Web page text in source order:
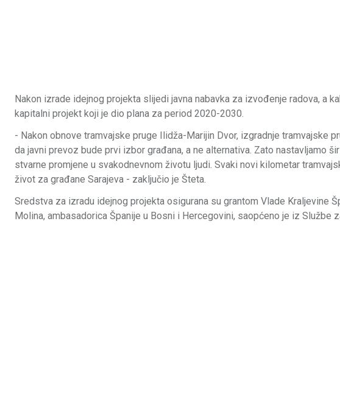
Nakon izrade idejnog projekta slijedi javna nabavka za izvođenje radova, a
kapitalni projekt koji je dio plana za period 2020-2030.
- Nakon obnove tramvajske pruge Ilidža-Marijin Dvor, izgradnje tramvajske
da javni prevoz bude prvi izbor građana, a ne alternativa. Zato nastavljamo
stvarne promjene u svakodnevnom životu ljudi. Svaki novi kilometar
život za građane Sarajeva - zaključio je Šteta.
Sredstva za izradu idejnog projekta osigurana su grantom Vlade Kraljevine
Molina, ambasadorica Španije u Bosni i Hercegovini, saopćeno je iz Službe